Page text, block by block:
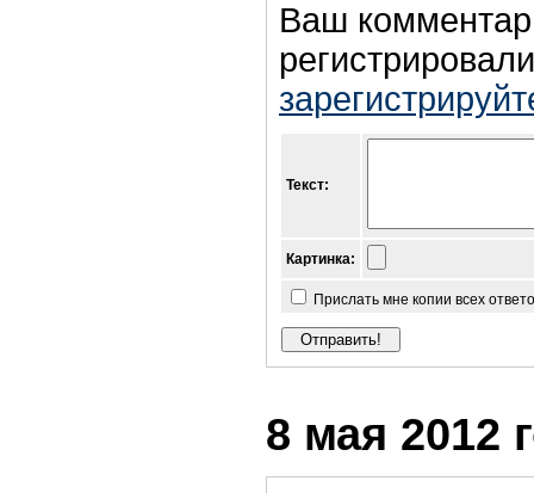
Ваш
Текст:
Картинка:
Прислать мне копии всех
8 мая 2012